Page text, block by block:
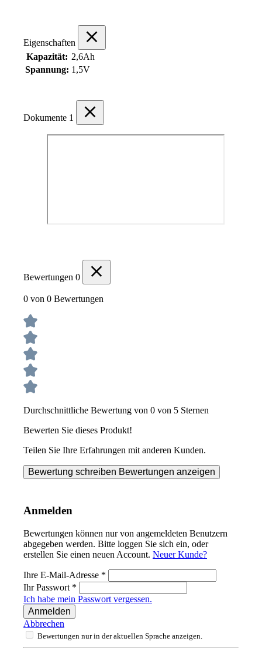
Eigenschaften
Kapazität: 2,6Ah
Spannung: 1,5V
Dokumente 1
Bewertungen 0
0 von 0 Bewertungen
Durchschnittliche Bewertung von 0 von 5 Sternen
Bewerten Sie dieses Produkt!
Teilen Sie Ihre Erfahrungen mit anderen Kunden.
Bewertung schreiben Bewertungen anzeigen
Anmelden
Bewertungen können nur von angemeldeten Benutzern
abgegeben werden. Bitte loggen Sie sich ein, oder
erstellen Sie einen neuen Account. Neuer Kunde?
Ihre E-Mail-Adresse *
Ihr Passwort *
Ich habe mein Passwort vergessen.
Anmelden
Abbrechen
Bewertungen nur in der aktuellen Sprache anzeigen.